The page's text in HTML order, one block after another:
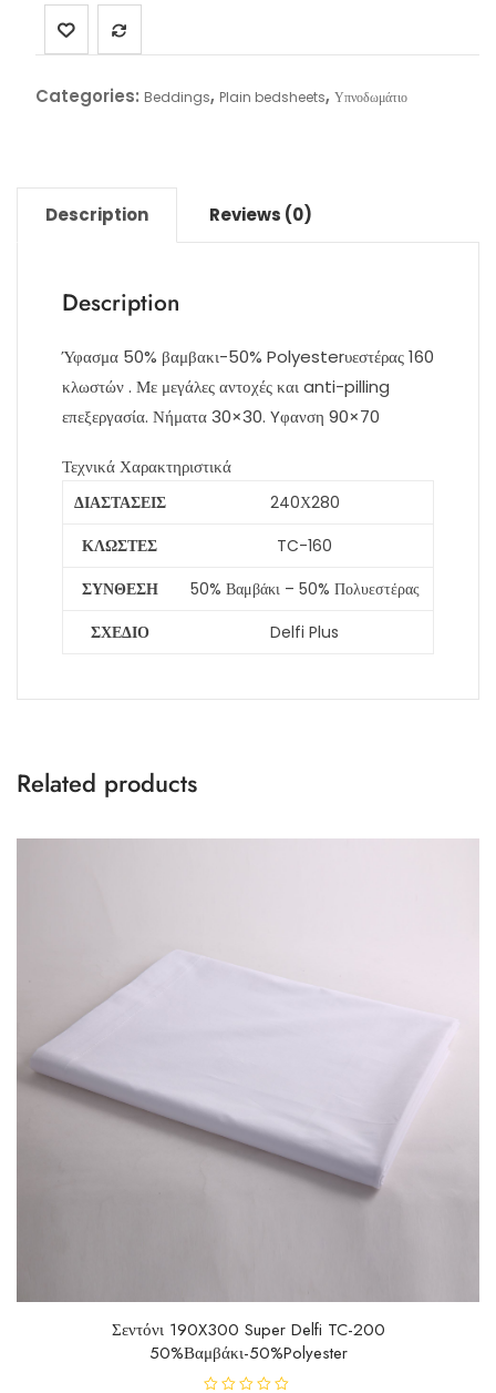
Categories: Beddings, Plain bedsheets, Υπνοδωμάτιο
Description Reviews (0)
Description
Ύφασμα 50% βαμβακι-50% Polyesterυεστέρας 160
κλωστών . Με μεγάλες αντοχές και anti-pilling
επεξεργασία. Νήματα 30×30. Yφανση 90×70
Τεχνικά Χαρακτηριστικά
ΔΙΑΣΤΑΣΕΙΣ
240Χ280
ΚΛΩΣΤΕΣ
TC-160
ΣΥΝΘΕΣΗ
50% Βαμβάκι – 50% Πολυεστέρας
ΣΧΕΔΙΟ
Delfi Plus
Related products
Σεντόνι 190X300 Super Delfi TC-200
50%Βαμβάκι-50%Polyester